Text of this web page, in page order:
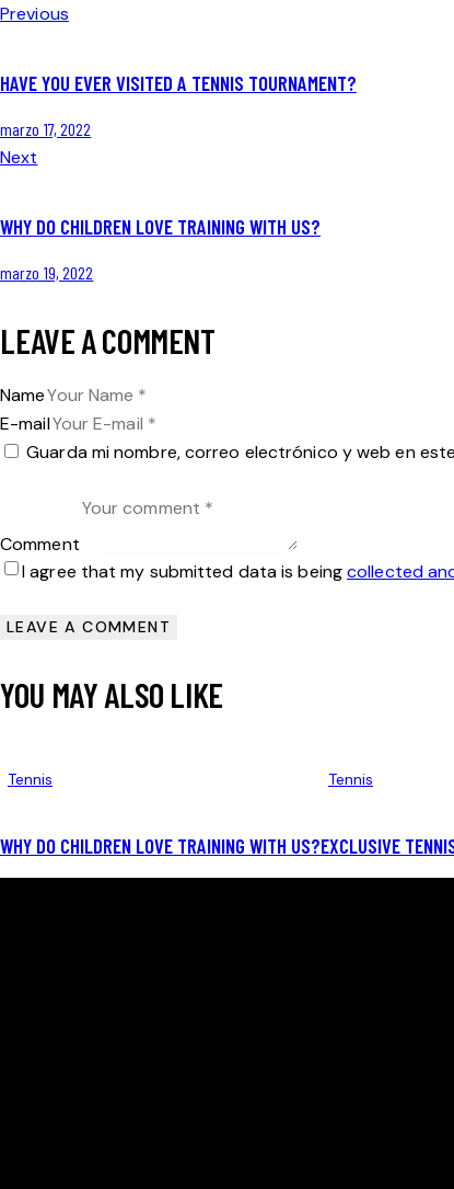
Previous
HAVE YOU EVER VISITED A TENNIS TOURNAMENT?
marzo 17, 2022
Next
WHY DO CHILDREN LOVE TRAINING WITH US?
marzo 19, 2022
LEAVE A COMMENT
Name
E-mail
Guarda mi nombre, correo electrónico y web en
Comment
I agree that my submitted data is beingcollected
YOU MAY ALSO LIKE
Tennis
WHY DO CHILDREN LOVE TRAINING WITH US?
Tennis
EXCLUSIVE